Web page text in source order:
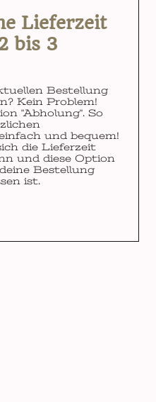
Lieferzeit
bis 3
Bestellung
Kein Problem!
"Abholung". So
und bequem!
die Lieferzeit
und diese Option
Bestellung
ist.